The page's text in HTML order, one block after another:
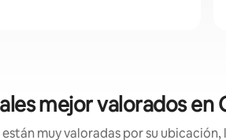
mejor valorados en
muy valoradas por su